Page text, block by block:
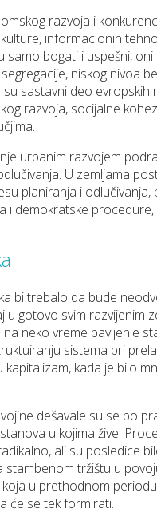
razvoja i
informacionih
samo bogati i uspešni,
niskog nivoa
sastavni deo
razvoja, socijalne
urbanim razvojem
U zemlјama
planiranja i
i demokratske
bi trebalo da bude
gotovo svim razvijenim
neko vreme bavlјenje
sistema pri
kada je bilo
dešavale su se po
u kojima žive.
ali su posledice
stambenom tržištu u
u prethodnom
će se tek formirati.